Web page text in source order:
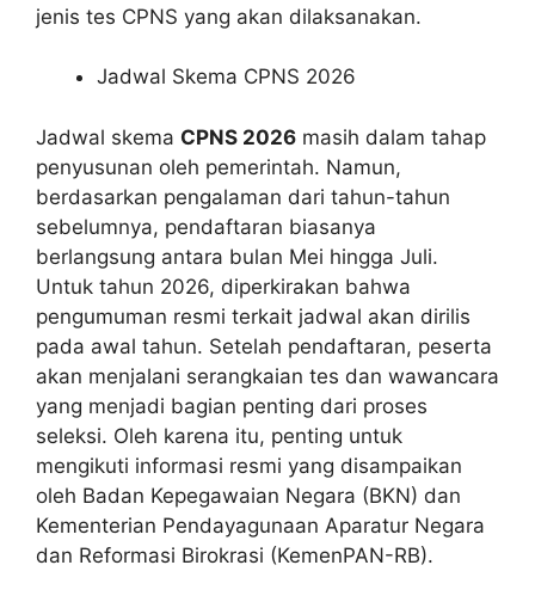
jenis tes CPNS yang akan dilaksanakan.
Jadwal Skema CPNS 2026
Jadwal skema CPNS 2026 masih dalam tahap
penyusunan oleh pemerintah. Namun,
berdasarkan pengalaman dari tahun-tahun
sebelumnya, pendaftaran biasanya
berlangsung antara bulan Mei hingga Juli.
Untuk tahun 2026, diperkirakan bahwa
pengumuman resmi terkait jadwal akan dirilis
pada awal tahun. Setelah pendaftaran, peserta
akan menjalani serangkaian tes dan wawancara
yang menjadi bagian penting dari proses
seleksi. Oleh karena itu, penting untuk
mengikuti informasi resmi yang disampaikan
oleh Badan Kepegawaian Negara (BKN) dan
Kementerian Pendayagunaan Aparatur Negara
dan Reformasi Birokrasi (KemenPAN-RB).